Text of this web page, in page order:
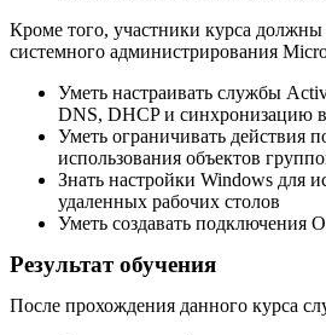
Кроме того, участники курса
системного администрирования
Уметь настраивать службы
DNS, DHCP и синхронизацию
Уметь ограничивать действия
использования объектов
Знать настройки Windows для
удаленных рабочих столов
Уметь создавать подключения
Результат обучения
После прохождения данного курса